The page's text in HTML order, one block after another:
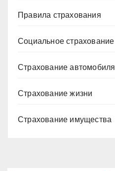
Правила страхования
Социальное страхование
Страхование автомобиля
Страхование жизни
Страхование имущества